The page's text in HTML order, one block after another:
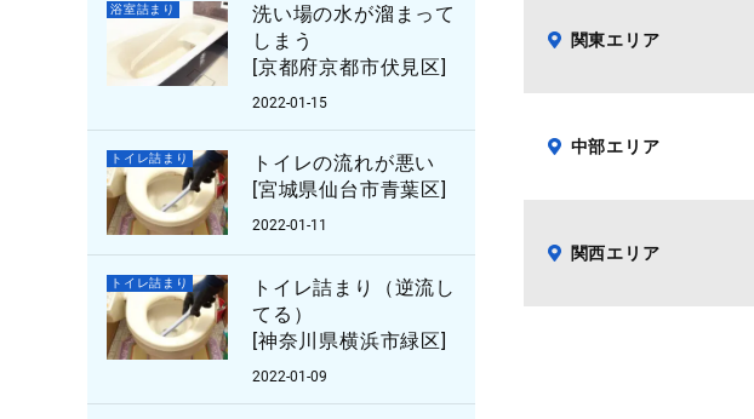
浴室詰まり
洗い場の水が溜まって
しまう
[京都府京都市伏見区]
2022-01-15
トイレ詰まり
トイレの流れが悪い
[宮城県仙台市青葉区]
2022-01-11
トイレ詰まり
トイレ詰まり（逆流し
てる）
[神奈川県横浜市緑区]
2022-01-09
関東エリア
中部エリア
関西エリア